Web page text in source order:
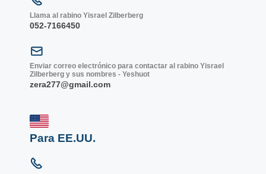
Llama al rabino Yisrael Zilberberg
052-7166450
Enviar correo electrónico para contactar al rabino Yisrael
Zilberberg y sus nombres - Yeshuot
zera277@gmail.com
Para EE.UU.